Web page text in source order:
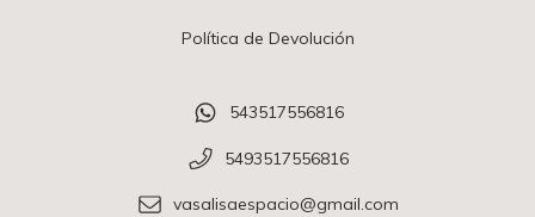
Política de Devolución
543517556816
5493517556816
vasalisaespacio@gmail.com